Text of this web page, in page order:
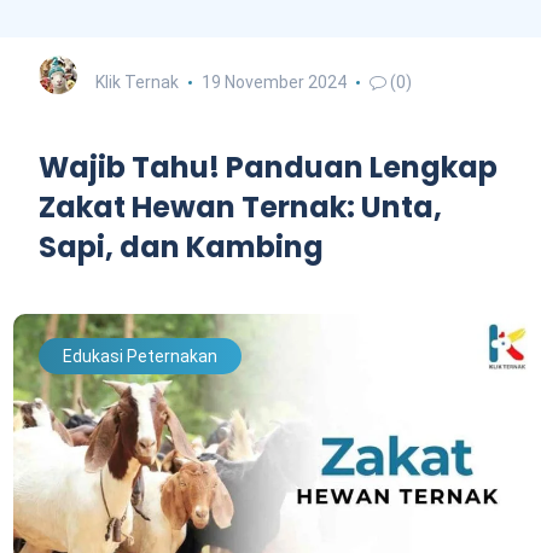
Klik Ternak 19 November 2024 (0)
Wajib Tahu! Panduan Lengkap
Zakat Hewan Ternak: Unta,
Sapi, dan Kambing
Edukasi Peternakan